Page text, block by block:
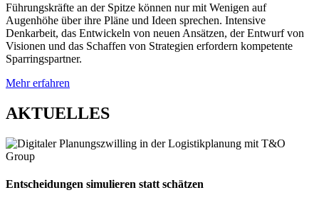
Führungskräfte an der Spitze können nur mit Wenigen auf
Augenhöhe über ihre Pläne und Ideen sprechen. Intensive
Denkarbeit, das Entwickeln von neuen Ansätzen, der Entwurf von
Visionen und das Schaffen von Strategien erfordern kompetente
Sparringspartner.
Mehr erfahren
AKTUELLES
Entscheidungen simulieren statt schätzen